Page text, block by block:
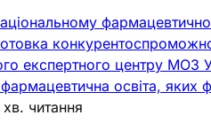
експертного центру МОЗ
освіта, яких
читання